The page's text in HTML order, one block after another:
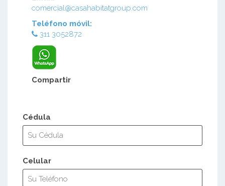
comercial@casahabitatgroup.com
Teléfono móvil:
311 3052872
Compartir
Cédula
Celular